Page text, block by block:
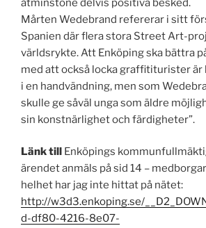
åtminstone delvis positiva besked.
Mårten Wedebrand refererar i sitt
Spanien där flera stora Street Art-
världsrykte. Att Enköping ska bättra
med att också locka graffititurister är
i en handvändning, men som
skulle ge såväl unga som äldre
sin konstnärlighet och färdigheter”.
Länk till Enköpings
ärendet anmäls på sid 14 –
helhet har jag inte hittat på nätet:
http://w3d3.enkoping.se/
d-df80-4216-8e07-